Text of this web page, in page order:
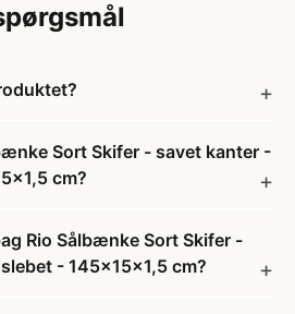
Sort Skifer - savet kanter -
cm?
Rio Sålbænke Sort Skifer -
- 145x15x1,5 cm?